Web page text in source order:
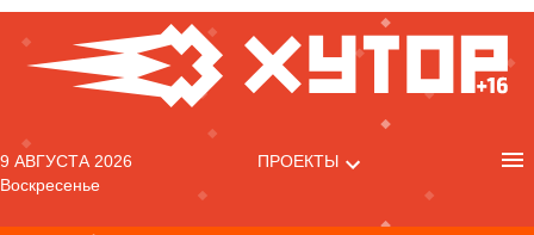
9 АВГУСТА 2026
Воскресенье
ПРОЕКТЫ